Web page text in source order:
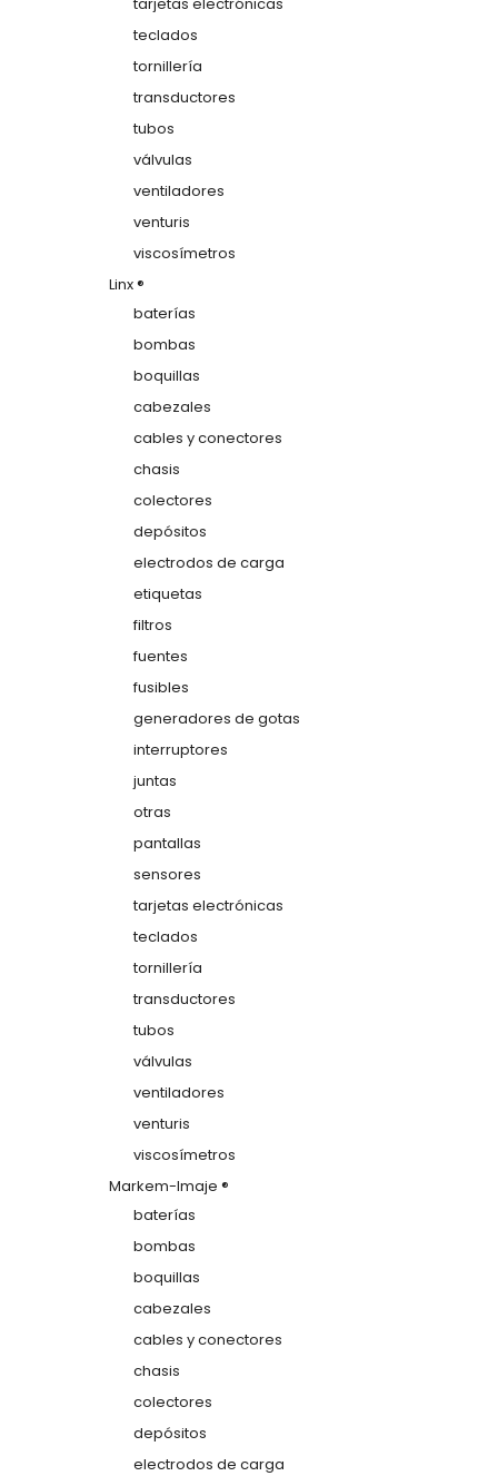
teclados
tornillería
transductores
tubos
válvulas
ventiladores
venturis
viscosímetros
Linx ®
baterías
bombas
boquillas
cabezales
cables y conectores
chasis
colectores
depósitos
electrodos de carga
etiquetas
filtros
fuentes
fusibles
generadores de gotas
interruptores
juntas
otras
pantallas
sensores
tarjetas electrónicas
teclados
tornillería
transductores
tubos
válvulas
ventiladores
venturis
viscosímetros
Markem-Imaje ®
baterías
bombas
boquillas
cabezales
cables y conectores
chasis
colectores
depósitos
electrodos de carga